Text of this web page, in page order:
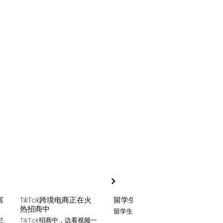
TikTok跨境电商正在火
热招商中
TikTok招商中，边看视频一
留学生贷款
留学生贷款专业平台